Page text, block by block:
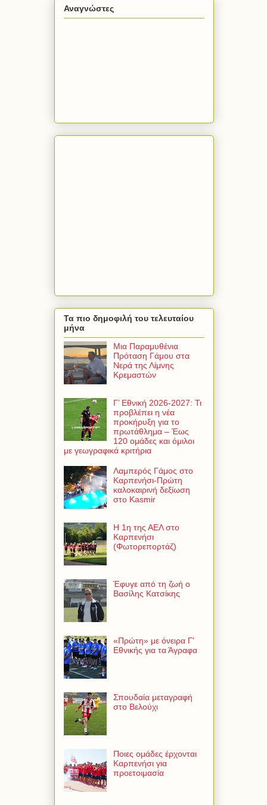
Αναγνώστες
Τα πιο δημοφιλή του τελευταίου
μήνα
Μια Παραμυθένια
Πρόταση Γάμου στα
Νερά της Λίμνης
Κρεμαστών
Γ’ Εθνική 2026-2027: Τι
προβλέπει η νέα
προκήρυξη για το
πρωτάθλημα – Έως
120 ομάδες και όμιλοι
με γεωγραφικά κριτήρια
Λαμπερός Γάμος στο
Καρπενήσι-Πρώτη
καλοκαιρινή δεξίωση
στο Kasmir
Η 1η της ΑΕΛ στο
Καρπενήσι
(Φωτορεπορτάζ)
Έφυγε από τη ζωή ο
Βασίλης Κατσίκης
«Πρώτη» με όνειρα Γ'
Εθνικής για τα Άγραφα
Σπουδαία μεταγραφή
στο Βελούχι
Ποιες ομάδες έρχονται
Καρπενήσι για
προετοιμασία